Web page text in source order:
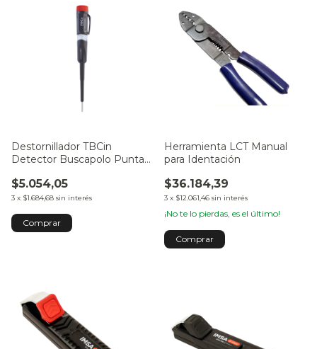
Destornillador TBCin
Detector Buscapolo Punta
$5.054,05
3 x $1.684,68 sin interés
Herramienta LCT Manual
para Identación
$36.184,39
3 x $12.061,46 sin interés
¡No te lo pierdas, es el último!